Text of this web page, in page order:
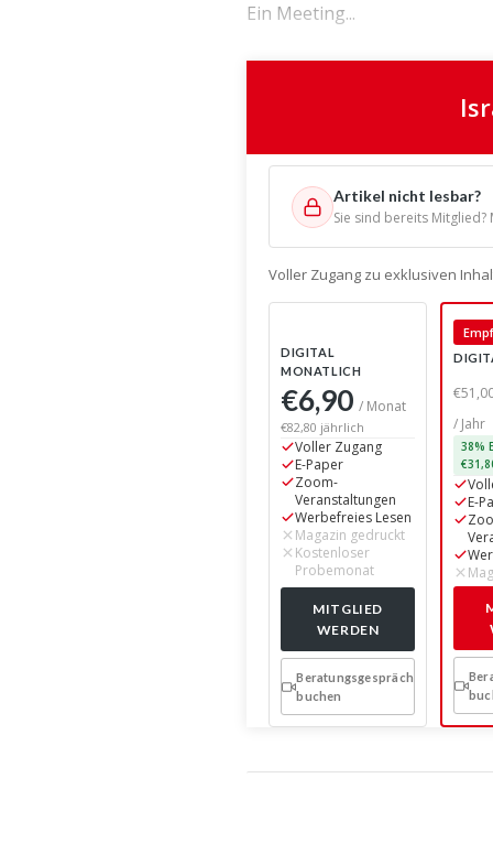
Ein Meeting...
Artikel nicht lesbar?
Sie sind bereits Mitglied?
Voller Zugang zu exklusiven
DIGITAL
MONATLICH
€6,90/ Monat
€82,80 jährlich
Voller Zugang
E-Paper
Zoom-
Veranstaltungen
Werbefreies Lesen
Magazin gedruckt
Kostenloser
Probemonat
MITGLIED
WERDEN
Beratungsgespräch
buchen
/ Jahr
38%
E-